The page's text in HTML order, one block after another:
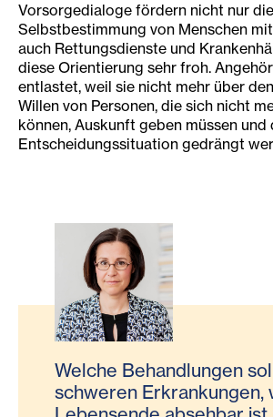
Vorsorgedialoge fördern nicht nur die
Selbstbestimmung von Menschen
auch Rettungsdienste und
diese Orientierung sehr froh.
entlastet, weil sie nicht mehr über
Willen von Personen, die sich nicht
können, Auskunft geben müssen und
Entscheidungssituation gedrängt
Welche Behandlungen
schweren Erkrankungen,